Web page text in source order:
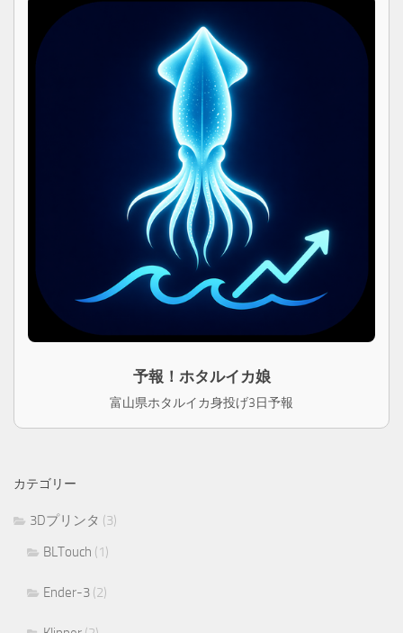
予報！ホタルイカ娘
富山県ホタルイカ身投げ3日予報
カテゴリー
3Dプリンタ (3)
BLTouch (1)
Ender-3 (2)